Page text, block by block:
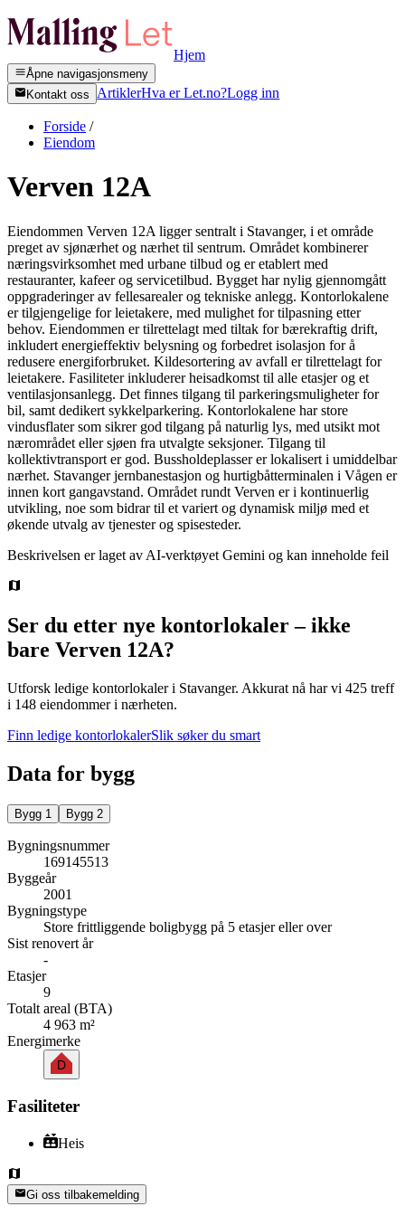
Hjem
Åpne navigasjonsmeny
Kontakt oss
ArtiklerHva er Let.no?Logg inn
Forside /
Eiendom
Verven 12A
Eiendommen Verven 12A ligger sentralt i Stavanger, i et område
preget av sjønærhet og nærhet til sentrum. Området kombinerer
næringsvirksomhet med urbane tilbud og er etablert med
restauranter, kafeer og servicetilbud. Bygget har nylig gjennomgått
oppgraderinger av fellesarealer og tekniske anlegg. Kontorlokalene
er tilgjengelige for leietakere, med mulighet for tilpasning etter
behov. Eiendommen er tilrettelagt med tiltak for bærekraftig drift,
inkludert energieffektiv belysning og forbedret isolasjon for å
redusere energiforbruket. Kildesortering av avfall er tilrettelagt for
leietakere. Fasiliteter inkluderer heisadkomst til alle etasjer og et
ventilasjonsanlegg. Det finnes tilgang til parkeringsmuligheter for
bil, samt dedikert sykkelparkering. Kontorlokalene har store
vindusflater som sikrer god tilgang på naturlig lys, med utsikt mot
nærområdet eller sjøen fra utvalgte seksjoner. Tilgang til
kollektivtransport er god. Bussholdeplasser er lokalisert i umiddelbar
nærhet. Stavanger jernbanestasjon og hurtigbåtterminalen i Vågen er
innen kort gangavstand. Området rundt Verven er i kontinuerlig
utvikling, noe som bidrar til et variert og dynamisk miljø med et
økende utvalg av tjenester og spisesteder.
Beskrivelsen er laget av AI-verktøyet Gemini og kan inneholde feil
Ser du etter nye kontorlokaler – ikke
bare Verven 12A?
Utforsk ledige kontorlokaler i Stavanger. Akkurat nå har vi 425 treff
i 148 eiendommer i nærheten.
Finn ledige kontorlokalerSlik søker du smart
Data for bygg
Bygg 1 Bygg 2
Bygningsnummer
169145513
Byggeår
2001
Bygningstype
Store frittliggende boligbygg på 5 etasjer eller over
Sist renovert år
-
Etasjer
9
Totalt areal (BTA)
4 963 m²
Energimerke
D
Fasiliteter
Heis
Gi oss tilbakemelding